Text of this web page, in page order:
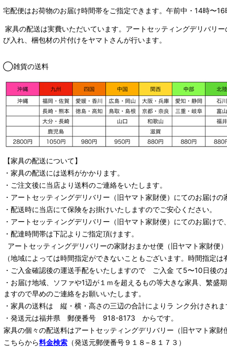
宅配便はお荷物のお届け時間帯をご指定できます。 午前中・14時〜
家具の配送は実費いただいています。アートセッティングデリバリ
び入れ、梱包材の片付けをヤマトさんが行います。
◯雑貨の送料
【家具の配送について】
・家具の配送には送料がかかります。
・ご注文後に当店より送料のご連絡をいたします。
・ アートセッティングデリバリー （旧ヤマト家財便） にてのお届けの
・配送時に当店にて保険をお掛けいたしますのでご安心ください。
・ アートセッティングデリバリー （旧ヤマト家財便） にてのお届けで
・配達時間帯は下記よりご指定頂けます。
アートセッティングデリバリーの家財おまかせ便 （旧ヤマト家財便
（地域によっては時間指定ができないこともございます。時間指定
・ご入金確認後の運送手配をいたしますので ご入金 て5〜10日後の
・お届け地域、ソファや1辺が１ｍを超えるもの等大きな家具、繁
ますので早めのご連絡をお願いいたします。
・家具の送料は 縦・横・高さの三辺の合計によりラ ンク分けされま
・発送元は福井県 郵便番号 918-8173 からです。
家具の個々の配送料はアートセッティングデリバリー （旧ヤマト家財
こちらから料金検索 （発送元郵便番号９１８−８１７３）